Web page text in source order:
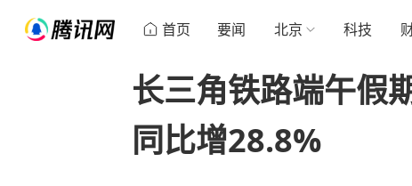
首页 要闻 北京 科技
长三角铁路端午假
同比增28.8%